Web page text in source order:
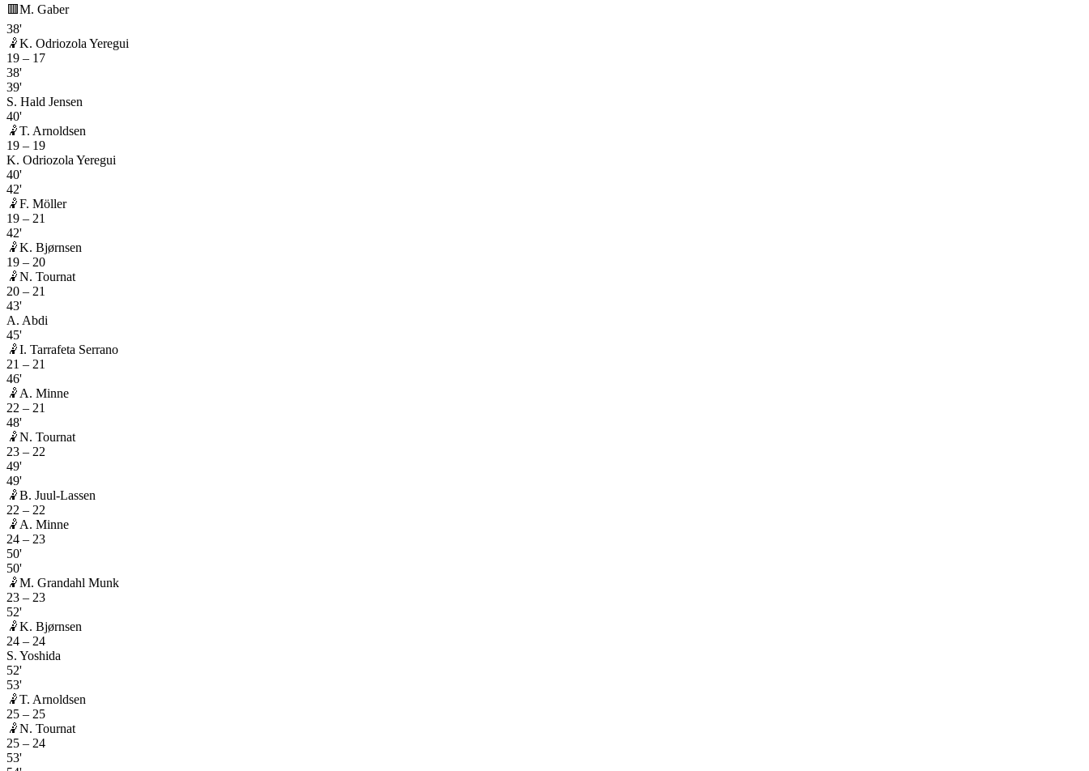
🟥M. Gaber
38'
🤾K. Odriozola Yeregui
19 – 17
38'
39'
S. Hald Jensen
40'
🤾T. Arnoldsen
19 – 19
K. Odriozola Yeregui
40'
42'
🤾F. Möller
19 – 21
42'
🤾K. Bjørnsen
19 – 20
🤾N. Tournat
20 – 21
43'
A. Abdi
45'
🤾I. Tarrafeta Serrano
21 – 21
46'
🤾 A. Minne
22 – 21
48'
🤾N. Tournat
23 – 22
49'
49'
🤾B. Juul-Lassen
22 – 22
🤾 A. Minne
24 – 23
50'
50'
🤾M. Grandahl Munk
23 – 23
52'
🤾K. Bjørnsen
24 – 24
S. Yoshida
52'
53'
🤾T. Arnoldsen
25 – 25
🤾N. Tournat
25 – 24
53'